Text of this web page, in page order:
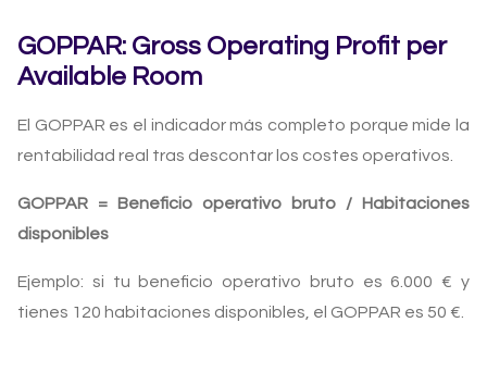
GOPPAR: Gross Operating Profit per
Available Room
El GOPPAR es el indicador más completo porque mide la
rentabilidad real tras descontar los costes operativos.
GOPPAR = Beneficio operativo bruto / Habitaciones
disponibles
Ejemplo: si tu beneficio operativo bruto es 6.000 € y
tienes 120 habitaciones disponibles, el GOPPAR es 50 €.